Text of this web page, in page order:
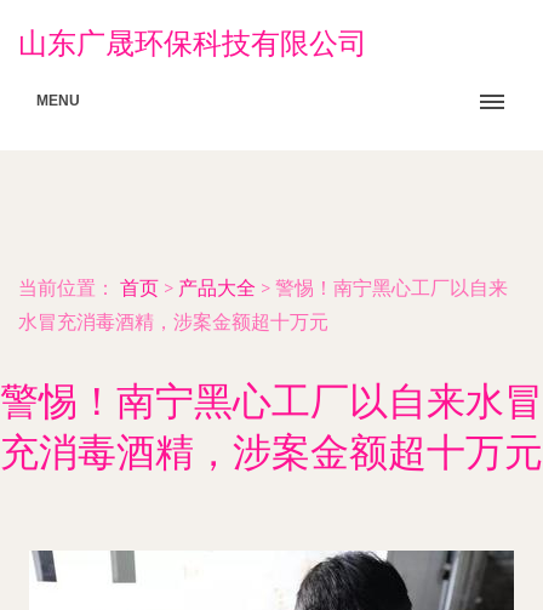
山东广晟环保科技有限公司
MENU
当前位置： 首页 > 产品大全 > 警惕！南宁黑心工厂以自来
水冒充消毒酒精，涉案金额超十万元
警惕！南宁黑心工厂以自来水冒
充消毒酒精，涉案金额超十万元